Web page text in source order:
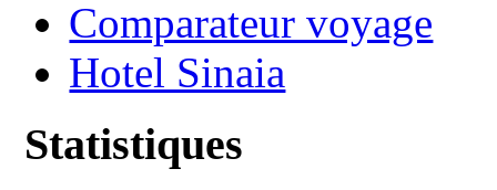
Comparateur voyage
Hotel Sinaia
Statistiques